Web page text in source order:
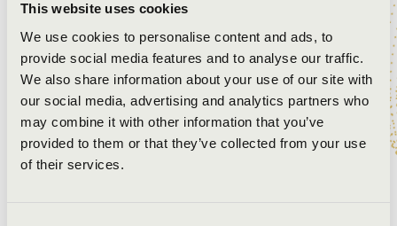
This website uses cookies
We use cookies to personalise content and ads, to
provide social media features and to analyse our traffic.
We also share information about your use of our site with
our social media, advertising and analytics partners who
may combine it with other information that you’ve
provided to them or that they’ve collected from your use
of their services.
Fenyősiné Bartha Noémi- hegedű
Szakács Viktória- cselló
Huszics Ibolya- orgona
MŰSOR: